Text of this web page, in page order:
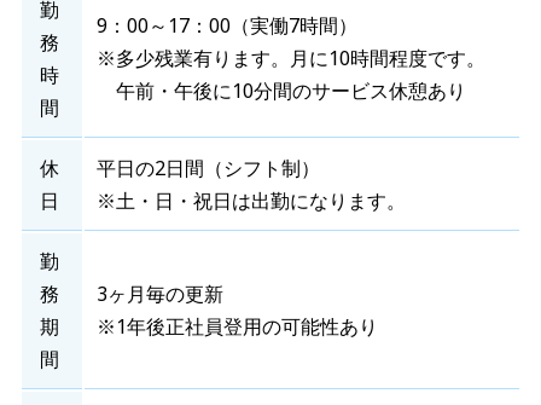
勤
務
時
間
9：00～17：00（実働7時間）
※多少残業有ります。月に10時間程度です。
午前・午後に10分間のサービス休憩あり
休
日
平日の2日間（シフト制）
※土・日・祝日は出勤になります。
勤
務
期
間
3ヶ月毎の更新
※1年後正社員登用の可能性あり